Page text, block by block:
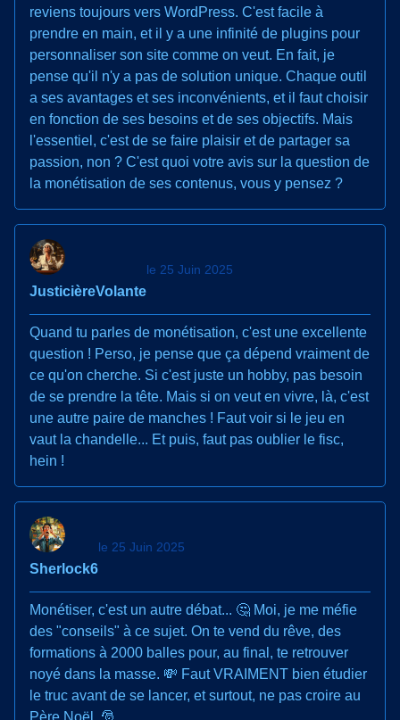
reviens toujours vers WordPress. C'est facile à
prendre en main, et il y a une infinité de plugins pour
personnaliser son site comme on veut. En fait, je
pense qu'il n'y a pas de solution unique. Chaque outil
a ses avantages et ses inconvénients, et il faut choisir
en fonction de ses besoins et de ses objectifs. Mais
l'essentiel, c'est de se faire plaisir et de partager sa
passion, non ? C'est quoi votre avis sur la question de
la monétisation de ses contenus, vous y pensez ?
JusticièreVolante
le 25 Juin 2025
Quand tu parles de monétisation, c'est une excellente
question ! Perso, je pense que ça dépend vraiment de
ce qu'on cherche. Si c'est juste un hobby, pas besoin
de se prendre la tête. Mais si on veut en vivre, là, c'est
une autre paire de manches ! Faut voir si le jeu en
vaut la chandelle... Et puis, faut pas oublier le fisc,
hein !
Sherlock6
le 25 Juin 2025
Monétiser, c'est un autre débat... 🤔 Moi, je me méfie
des "conseils" à ce sujet. On te vend du rêve, des
formations à 2000 balles pour, au final, te retrouver
noyé dans la masse. 💸 Faut VRAIMENT bien étudier
le truc avant de se lancer, et surtout, ne pas croire au
Père Noël. 🎅